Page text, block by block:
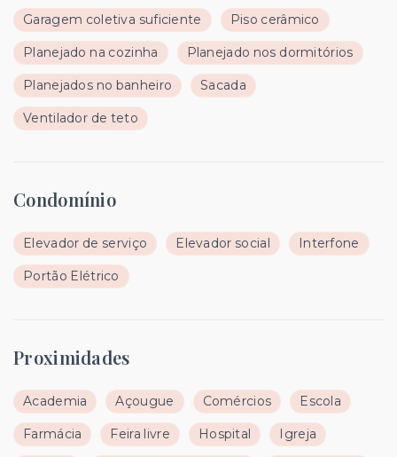
Garagem coletiva suficiente Piso cerâmico
Planejado na cozinha Planejado nos dormitórios
Planejados no banheiro Sacada
Ventilador de teto
Condomínio
Elevador de serviço Elevador social Interfone
Portão Elétrico
Proximidades
Academia Açougue Comércios Escola
Farmácia Feira livre Hospital Igreja